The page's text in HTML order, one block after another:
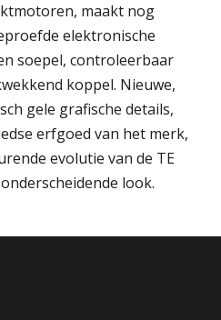
maakt nog
elektronische
soepel, controleerbaar
koppel. Nieuwe,
gele grafische details,
erfgoed van het merk,
evolutie van de TE
look.